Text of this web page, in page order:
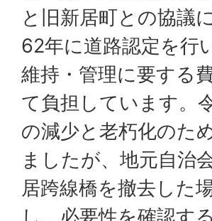
と旧新居町との協議
62年に道路認定を行
維持・管理に要する
て負担しています。
の減少と老朽化のた
ましたが、地元自治
居跨線橋を撤去した